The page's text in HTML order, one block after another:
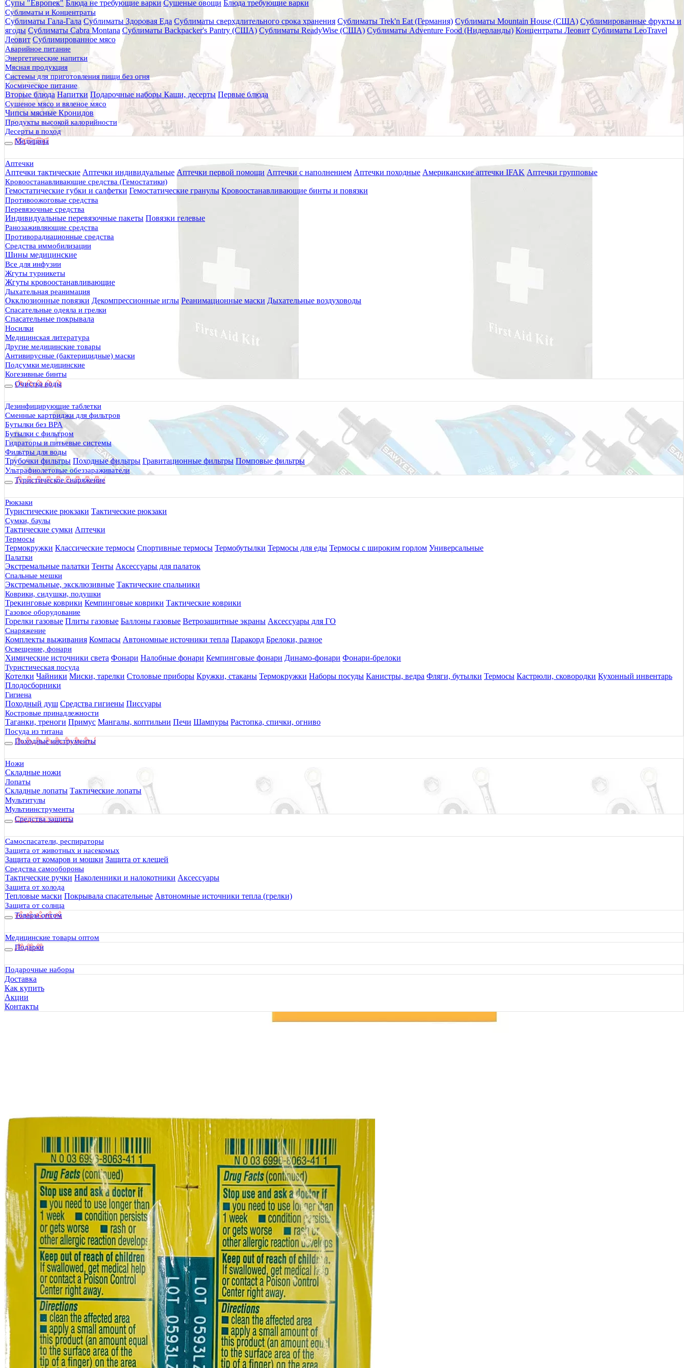
Супы "Европек" Блюда не требующие варки Сушеные овощи Блюда требующие варки
Сублиматы и Концентраты
Сублиматы Гала-Гала Сублиматы Здоровая Еда Сублиматы сверхдлительного срока хранения Сублиматы Trek'n Eat (Германия) Сублиматы Mountain House (США) Сублимированные фрукты и
ягоды Сублиматы Cabra Montana Сублиматы Backpacker's Pantry (США) Сублиматы ReadyWise (США) Сублиматы Adventure Food (Нидерланды) Концентраты Леовит Сублиматы LeoTravel
Леовит Сублимированное мясо
Аварийное питание
Энергетические напитки
Мясная продукция
Системы для приготовления пищи без огня
Космическое питание
Вторые блюда Напитки Подарочные наборыКаши, десерты Первые блюда
Сушеное мясо и вяленое мясо
Чипсы мясные Кронидов
Продукты высокой калорийности
Десерты в поход
Медицина
Аптечки
Аптечки тактические Аптечки индивидуальные Аптечки первой помощи Аптечки с наполнением Аптечки походные Американские аптечки IFAK Аптечки групповые
Кровоостанавливающие средства (Гемостатики)
Гемостатические губки и салфетки Гемостатические гранулы Кровоостанавливающие бинты и повязки
Противоожоговые средства
Перевязочные средства
Индивидуальные перевязочные пакеты Повязки гелевые
Ранозаживляющие средства
Противорадиационные средства
Средства иммобилизации
Шины медицинские
Все для инфузии
Жгуты турникеты
Жгуты кровоостанавливающие
Дыхательная реанимация
Окклюзионные повязки Декомпрессионные иглы Реанимационные маски Дыхательные воздуховоды
Спасательные одеяла и грелки
Спасательные покрывала
Носилки
Медицинская литература
Другие медицинские товары
Антивирусные (бактерицидные) маски
Подсумки медицинские
Когезивные бинты
Очистка воды
Дезинфицирующие таблетки
Сменные картриджи для фильтров
Бутылки без BPA
Бутылки с фильтром
Гидраторы и питьевые системы
Фильтры для воды
Трубочки фильтры Походные фильтры Гравитационные фильтры Помповые фильтры
Ультрафиолетовые обеззараживатели
Туристическое снаряжение
Рюкзаки
Туристические рюкзаки Тактические рюкзаки
Сумки, баулы
Тактические сумки Аптечки
Термосы
Термокружки Классические термосы Спортивные термосы Термобутылки Термосы для еды Термосы с широким горлом Универсальные
Палатки
Экстремальные палатки Тенты Аксессуары для палаток
Спальные мешки
Экстремальные, эксклюзивные Тактические спальники
Коврики, сидушки, подушки
Трекинговые коврики Кемпинговые коврики Тактические коврики
Газовое оборудование
Горелки газовые Плиты газовые Баллоны газовые Ветрозащитные экраны Аксессуары для ГО
Снаряжение
Комплекты выживания Компасы Автономные источники тепла Паракорд Брелоки, разное
Освещение, фонари
Химические источники света Фонари Налобные фонари Кемпинговые фонари Динамо-фонари Фонари-брелоки
Туристическая посуда
Котелки Чайники Миски, тарелки Столовые приборы Кружки, стаканы Термокружки Наборы посуды Канистры, ведра Фляги, бутылки Термосы Кастрюли, сковородки Кухонный инвентарь
Плодосборники
Гигиена
Походный душ Средства гигиены Писсуары
Костровые принадлежности
Таганки, треноги Примус Мангалы, коптильни Печи Шампуры Растопка, спички, огниво
Посуда из титана
Походные инструменты
Ножи
Складные ножи
Лопаты
Складные лопаты Тактические лопаты
Мультитулы
Мультиинструменты
Средства защиты
Самоспасатели, респираторы
Защита от животных и насекомых
Защита от комаров и мошки Защита от клещей
Средства самообороны
Тактические ручки Наколенники и налокотники Аксессуары
Защита от холода
Тепловые маски Покрывала спасательные Автономные источники тепла (грелки)
Защита от солнца
Товары оптом
Медицинские товары оптом
Подарки
Подарочные наборы
Доставка
Как купить
Акции
Контакты
Главная
Каталог товаров
Медицина
Мазь оригинальная Неоспорин Neosporin Original Ointment 0,9 гр.
Мазь оригинальная Неоспорин Neosporin Original Ointment 0,9 гр.